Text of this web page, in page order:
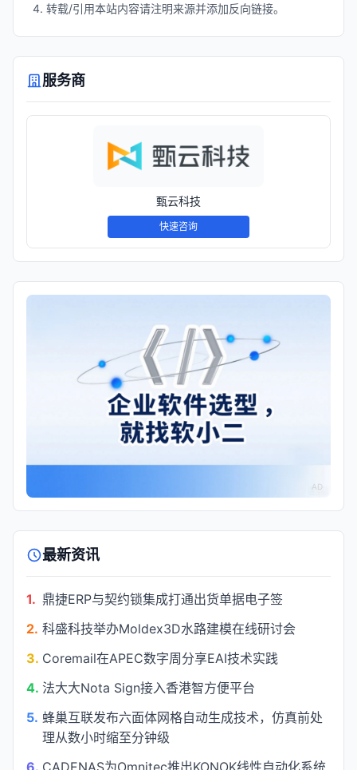
4. 转载/引用本站内容请注明来源并添加反向链接。
服务商
甄云科技
快速咨询
AD
最新资讯
1. 鼎捷ERP与契约锁集成打通出货单据电子签
2. 科盛科技举办Moldex3D水路建模在线研讨会
3. Coremail在APEC数字周分享EAI技术实践
4. 法大大Nota Sign接入香港智方便平台
5. 蜂巢互联发布六面体网格自动生成技术，仿真前处
理从数小时缩至分钟级